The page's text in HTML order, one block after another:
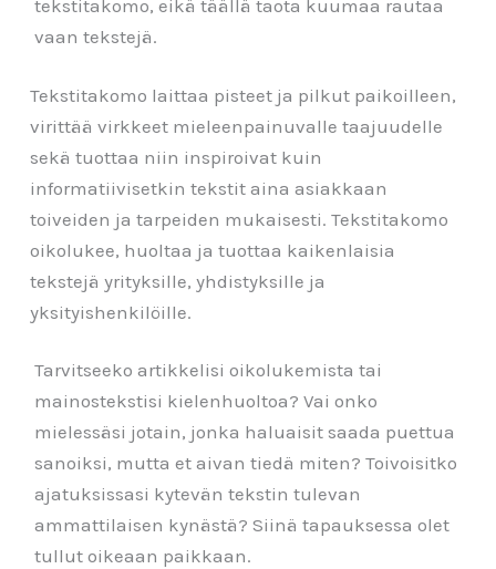
tekstitakomo, eikä täällä taota kuumaa rautaa
vaan tekstejä.
Tekstitakomo laittaa pisteet ja pilkut paikoilleen,
virittää virkkeet mieleenpainuvalle taajuudelle
sekä tuottaa niin inspiroivat kuin
informatiivisetkin tekstit aina asiakkaan
toiveiden ja tarpeiden mukaisesti. Tekstitakomo
oikolukee, huoltaa ja tuottaa kaikenlaisia
tekstejä yrityksille, yhdistyksille ja
yksityishenkilöille.
Tarvitseeko artikkelisi oikolukemista tai
mainostekstisi kielenhuoltoa? Vai onko
mielessäsi jotain, jonka haluaisit saada puettua
sanoiksi, mutta et aivan tiedä miten? Toivoisitko
ajatuksissasi kytevän tekstin tulevan
ammattilaisen kynästä? Siinä tapauksessa olet
tullut oikeaan paikkaan.